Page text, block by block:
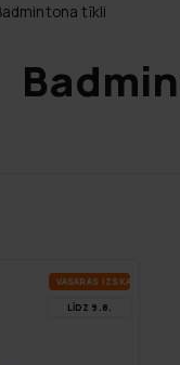
tīkli
VA­SA­RAS IZ­SKA­ŅA
LĪDZ 9.8.